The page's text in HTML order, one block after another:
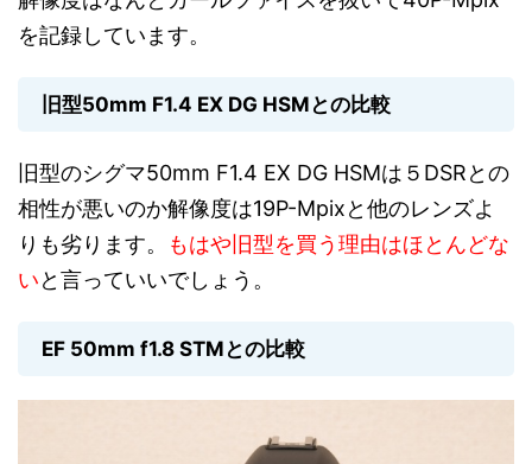
を記録しています。
旧型50mm F1.4 EX DG HSMとの比較
旧型のシグマ50mm F1.4 EX DG HSMは５DSRとの
相性が悪いのか解像度は19P-Mpixと他のレンズよ
りも劣ります。
もはや旧型を買う理由はほとんどな
いと言っていいでしょう。
EF 50mm f1.8 STMとの比較